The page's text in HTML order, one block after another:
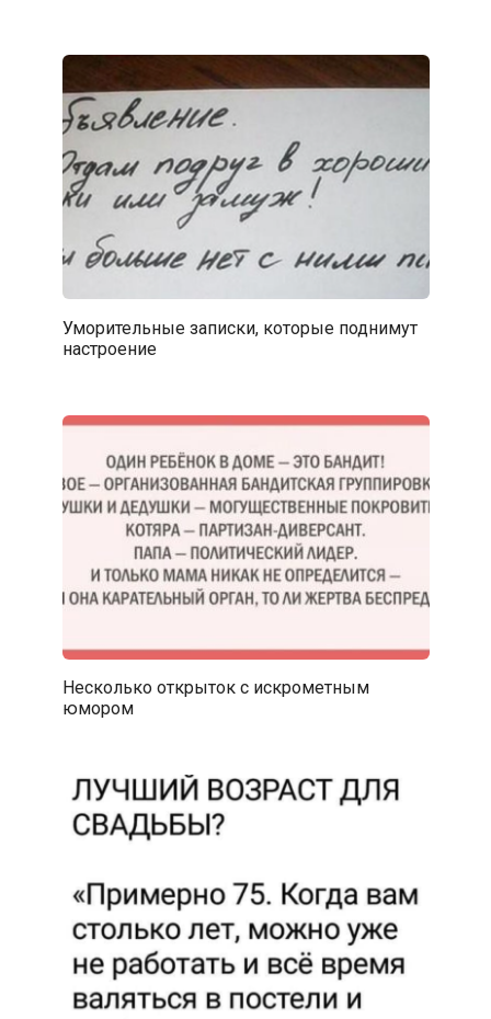
Уморительные записки, которые поднимут
настроение
Несколько открыток с искрометным
юмором